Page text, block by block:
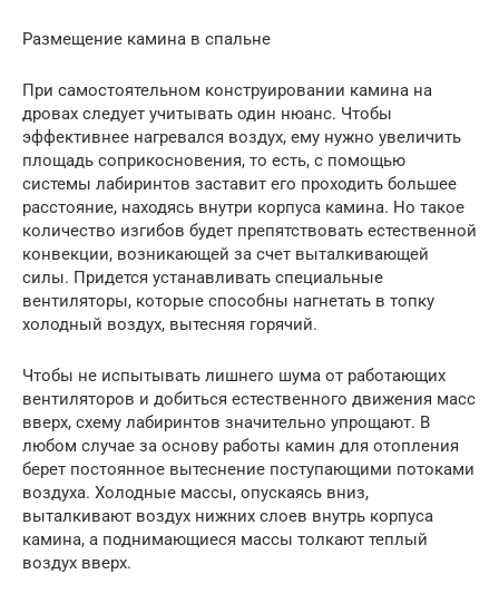
Размещение камина в спальне
При самостоятельном конструировании камина на
дровах следует учитывать один нюанс. Чтобы
эффективнее нагревался воздух, ему нужно увеличить
площадь соприкосновения, то есть, с помощью
системы лабиринтов заставит его проходить большее
расстояние, находясь внутри корпуса камина. Но такое
количество изгибов будет препятствовать естественной
конвекции, возникающей за счет выталкивающей
силы. Придется устанавливать специальные
вентиляторы, которые способны нагнетать в топку
холодный воздух, вытесняя горячий.
Чтобы не испытывать лишнего шума от работающих
вентиляторов и добиться естественного движения масс
вверх, схему лабиринтов значительно упрощают. В
любом случае за основу работы камин для отопления
берет постоянное вытеснение поступающими потоками
воздуха. Холодные массы, опускаясь вниз,
выталкивают воздух нижних слоев внутрь корпуса
камина, а поднимающиеся массы толкают теплый
воздух вверх.